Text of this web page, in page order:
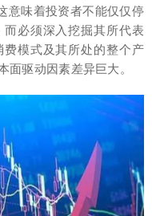
意味着投资者不能仅仅停
必须深入挖掘其所代表
模式及其所处的整个产
驱动因素差异巨大。